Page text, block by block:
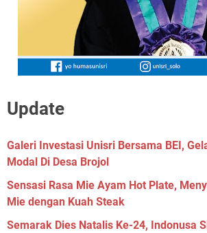
Update
Galeri Investasi Unisri Bersama BEI,
Modal Di Desa Brojol
Sensasi Rasa Mie Ayam Hot Plate,
Mie dengan Kuah Steak
Semarak Dies Natalis Ke-24, Indonusa